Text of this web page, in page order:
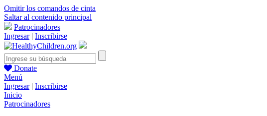
Omitir los comandos de cinta
Saltar al contenido principal
Patrocinadores
Ingresar| Inscribirse
Donate
Menú
Ingresar| Inscribirse
Inicio
Patrocinadores